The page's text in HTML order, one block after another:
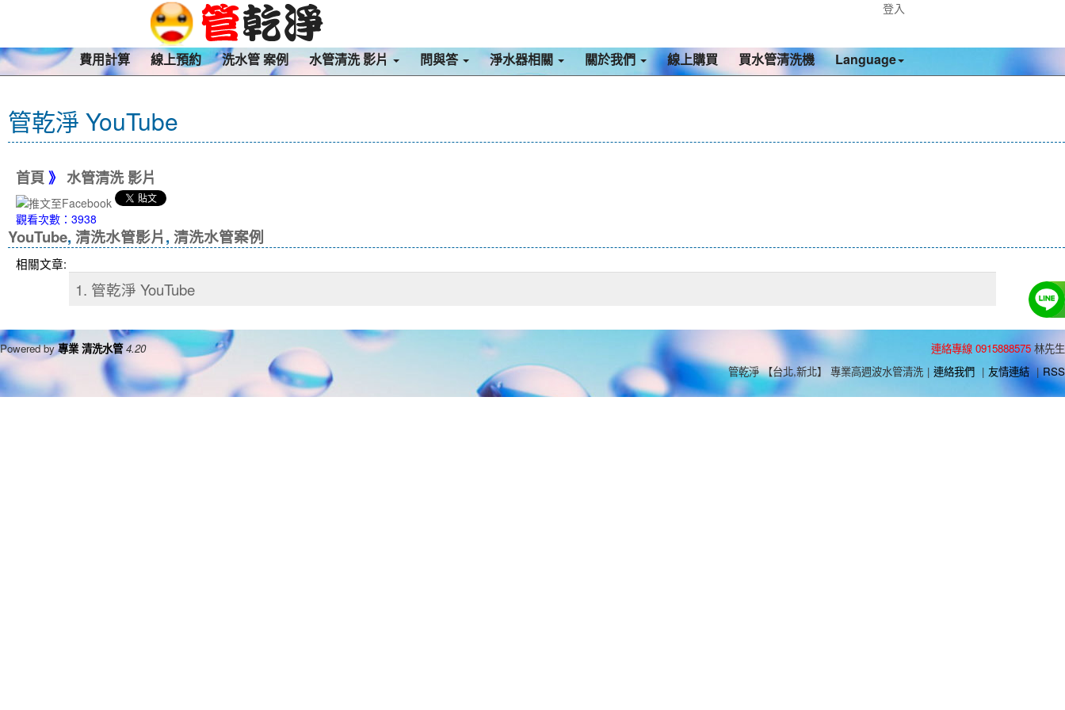
登入
費用計算 線上預約 洗水管 案例 水管清洗 影片 問與答 淨水器相關 關於我們 線上購買 買水管清洗機 Language
管乾淨 YouTube
首頁 》 水管清洗 影片
觀看次數：3938
YouTube, 清洗水管影片, 清洗水管案例
相關文章:
1. 管乾淨 YouTube
連絡專線 0915888575 林先生
管乾淨 【台北,新北】 專業高週波水管清洗 | 連絡我們 | 友情連結 | RSS
Powered by專業 清洗水管 4.20